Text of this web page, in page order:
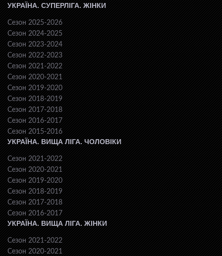
УКРАЇНА. СУПЕРЛІГА. ЖІНКИ
Сезон 2025-2026
Сезон 2024-2025
Сезон 2023-2024
Сезон 2022-2023
Сезон 2021-2022
Сезон 2020-2021
Сезон 2019-2020
Сезон 2018-2019
Сезон 2017-2018
Сезон 2016-2017
Сезон 2015-2016
УКРАЇНА. ВИЩА ЛІГА. ЧОЛОВІКИ
Сезон 2021-2022
Сезон 2020-2021
Сезон 2019-2020
Сезон 2018-2019
Сезон 2017-2018
Сезон 2016-2017
УКРАЇНА. ВИЩА ЛІГА. ЖІНКИ
Сезон 2021-2022
Сезон 2020-2021